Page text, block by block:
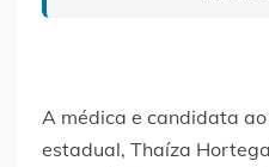
A médica e candidata
estadual, Thaíza